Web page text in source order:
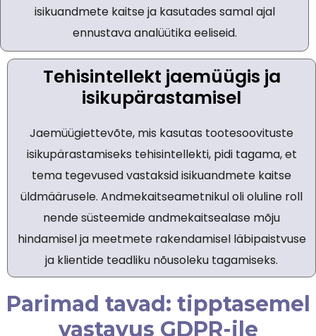
isikuandmete kaitse ja kasutades samal ajal
ennustava analüütika eeliseid.
Tehisintellekt jaemüügis ja
isikupärastamisel
Jaemüügiettevõte, mis kasutas tootesoovituste
isikupärastamiseks tehisintellekti, pidi tagama, et
tema tegevused vastaksid isikuandmete kaitse
üldmäärusele. Andmekaitseametnikul oli oluline roll
nende süsteemide andmekaitsealase mõju
hindamisel ja meetmete rakendamisel läbipaistvuse
ja klientide teadliku nõusoleku tagamiseks.
Parimad tavad: tipptasemel
vastavus GDPR-ile